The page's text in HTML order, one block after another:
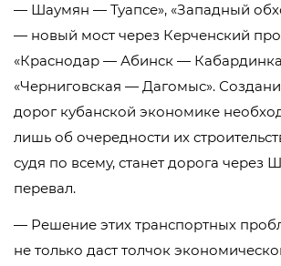
— Шаумян — Туапсе», «Западный
— новый мост через Керченский
«Краснодар — Абинск —
«Черниговская — Дагомыс».
дорог кубанской экономике
лишь об очередности их
судя по всему, станет дорога через
перевал.
— Решение этих транспортных
не только даст толчок